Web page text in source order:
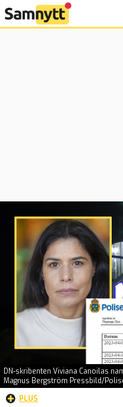
DN-skribenten Viviana Canoilas
Magnus Bergström Pressbild/
PLUS